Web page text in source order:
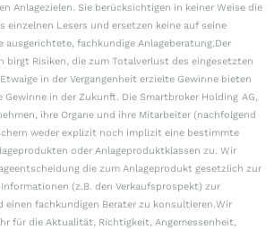
Anlagezielen. Sie berücksichtigen in keiner Weise die
einzelnen Lesers und ersetzen keine auf seine
ausgerichtete, fachkundige Anlageberatung.Der
birgt Risiken, die zum Totalverlust des eingesetzten
in der Vergangenheit erzielte Gewinne bieten
Gewinne in der Zukunft. Die Smartbroker Holding AG,
ihre Organe und ihre Mitarbeiter (nachfolgend
weder explizit noch implizit eine bestimmte
oder Anlageproduktklassen zu. Wir
die zum Anlageprodukt gesetzlich zur
(z.B. den Verkaufsprospekt) zur
einen fachkundigen Berater zu konsultieren.Wir
für die Aktualität, Richtigkeit, Angemessenheit,